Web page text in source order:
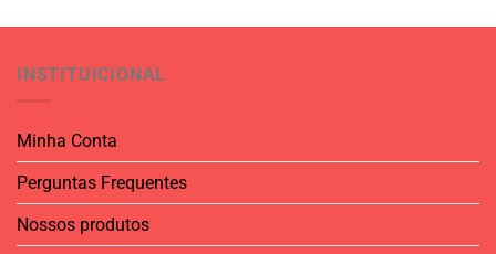
INSTITUICIONAL
Minha Conta
Perguntas Frequentes
Nossos produtos